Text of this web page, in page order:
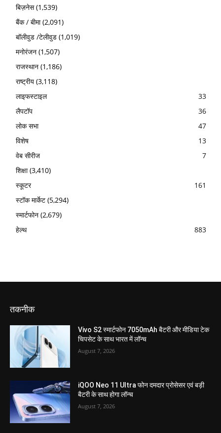
बिज़नेस(1,539)
बैंक / बीमा(2,091)
बॉलीवुड /टेलीवुड (1,019)
मनोरंजन (1,507)
राजस्थान (1,186)
राष्ट्रीय (3,118)
लाइफस्टाइल
33
लैपटॉप
36
लोक सभा
47
विशेष
13
वेब सीरीज
7
शिक्षा(3,410)
स्कूटर
161
स्टॉक मार्केट (5,294)
स्मार्टफोन (2,679)
हेल्थ
883
तकनीक
Vivo S2 स्मार्टफोन 7050mAh बैटरी और मीडिया टेक
चिपसेट के साथ भारत में लॉन्च
August 7, 2026
iQOO Neo 11 Ultra फोन दमदार प्रोसेसर एवं बड़ी
बैटरी के साथ होगा लॉन्च
August 7, 2026